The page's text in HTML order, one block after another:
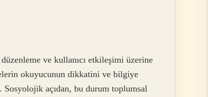
ve kullanıcı etkileşimi üzerine
okuyucunun dikkatini ve bilgiye
Sosyolojik açıdan, bu durum toplumsal